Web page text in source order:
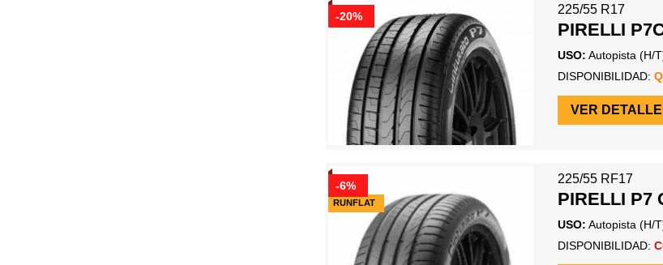
-20%
225/55 R17
PIRELLI
USO: Autopista (H/
DISPONIBILIDAD:
VER DETALLE
RUNFLAT
-6%
225/55 RF17
PIRELLI P7
USO: Autopista (H/
DISPONIBILIDAD: